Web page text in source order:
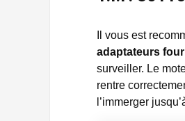
Il vous est
adaptateurs
surveiller. Le
rentre
l’immerger